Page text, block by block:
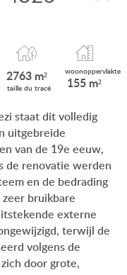
2763 m²
taille du tracé
woonoppervlakte
155 m²
staat dit volledig
uitgebreide
van de 19e eeuw,
de renovatie werden
en de bedrading
bruikbare
externe
terwijl de
volgens de
door grote,
BATH
TREES
BELT
BE